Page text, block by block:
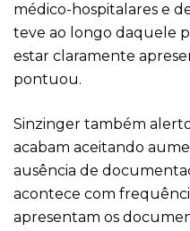
médico-hospitalares e
teve ao longo daquele
estar claramente
pontuou.
Sinzinger também
acabam aceitando
ausência de
acontece com
apresentam os